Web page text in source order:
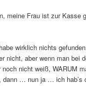
meine Frau ist zur Kasse
wirklich nichts
nicht, aber wenn man bei
noch nicht weiß, WARUM
dann … nun ja … ich hab’s